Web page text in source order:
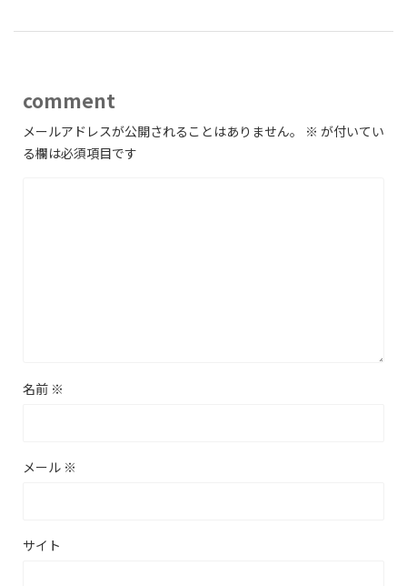
comment
メールアドレスが公開されることはありません。 ※ が付いてい
る欄は必須項目です
名前 ※
メール ※
サイト